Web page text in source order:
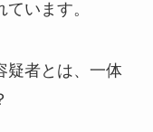
います。
疑者とは、一体